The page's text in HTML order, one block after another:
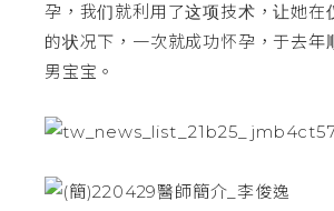
孕，我们就利用了这项技术，让她在
的状况下，一次就成功怀孕，于去年
男宝宝。